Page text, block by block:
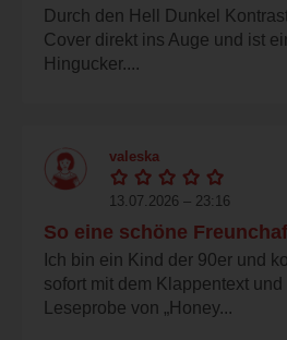
Durch den Hell Dunkel
Cover direkt ins Auge und ist
Hingucker....
valeska
13.07.2026 – 23:16
So eine schöne
Ich bin ein Kind der 90er und
sofort mit dem Klappentext und
Leseprobe von „Honey...